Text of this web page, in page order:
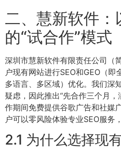
二、慧新软件：
的“试合作”模式
深圳市慧新软件有限责任公司（
户现有网站进行SEO和GEO（即
多语言、多区域）优化。我们深
疑虑，因此推出“先合作三个月
作期间免费提供谷歌广告和社媒
户可以零风险体验专业SEO服务
2.1 为什么选择现